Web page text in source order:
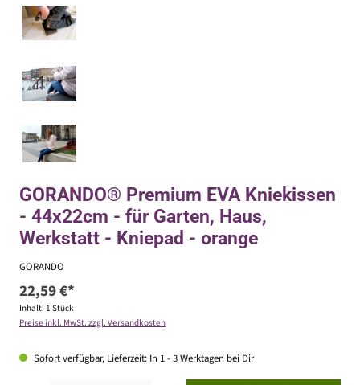
GORANDO® Premium EVA Kniekissen
- 44x22cm - für Garten, Haus,
Werkstatt - Kniepad - orange
GORANDO
22,59 €*
Inhalt: 1 Stück
Preise inkl. MwSt. zzgl. Versandkosten
Sofort verfügbar, Lieferzeit: In 1 - 3 Werktagen bei Dir